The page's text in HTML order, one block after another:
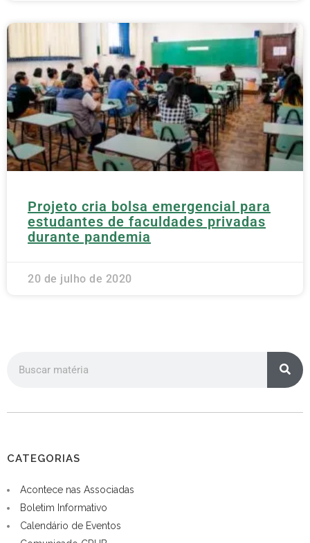
Projeto cria bolsa emergencial para
estudantes de faculdades privadas
durante pandemia
20 de julho de 2020
CATEGORIAS
Acontece nas Associadas
Boletim Informativo
Calendário de Eventos